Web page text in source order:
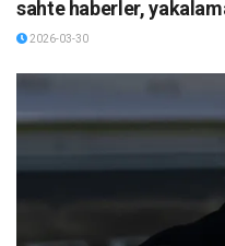
sahte haberler,
2026-03-30